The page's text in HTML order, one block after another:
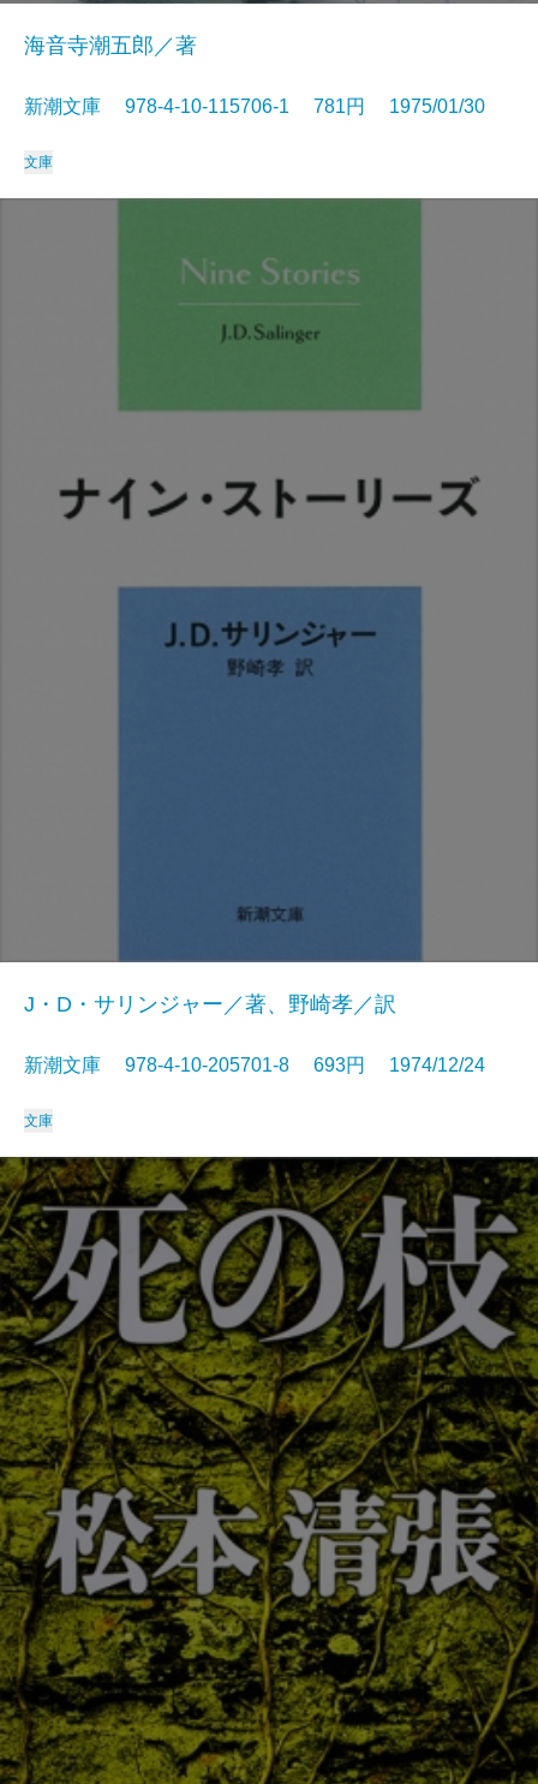
海音寺潮五郎／著
新潮文庫 978-4-10-115706-1 781円 1975/01/30
文庫
J・D・サリンジャー／著、野崎孝／訳
新潮文庫 978-4-10-205701-8 693円 1974/12/24
文庫